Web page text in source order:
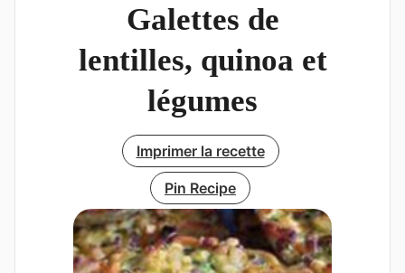
Galettes de
lentilles, quinoa et
légumes
Imprimer la recette
Pin Recipe